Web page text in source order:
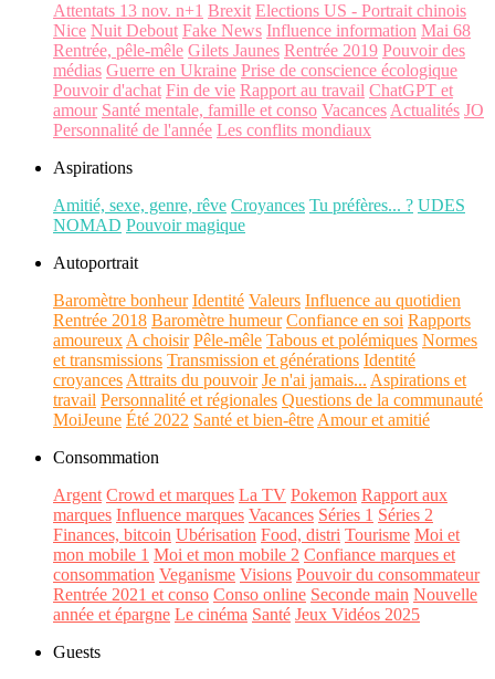
Attentats 13 nov. n+1 Brexit Elections US - Portrait chinois
Nice Nuit Debout Fake News Influence information Mai 68
Rentrée, pêle-mêle Gilets Jaunes Rentrée 2019 Pouvoir des
médias Guerre en Ukraine Prise de conscience écologique
Pouvoir d'achat Fin de vie Rapport au travail ChatGPT et
amour Santé mentale, famille et conso Vacances Actualités JO
Personnalité de l'année Les conflits mondiaux
Aspirations
Amitié, sexe, genre, rêve Croyances Tu préfères... ? UDES
NOMAD Pouvoir magique
Autoportrait
Baromètre bonheur Identité Valeurs Influence au quotidien
Rentrée 2018 Baromètre humeur Confiance en soi Rapports
amoureux A choisir Pêle-mêle Tabous et polémiques Normes
et transmissions Transmission et générations Identité
croyances Attraits du pouvoir Je n'ai jamais... Aspirations et
travail Personnalité et régionales Questions de la communauté
MoiJeune Été 2022 Santé et bien-être Amour et amitié
Consommation
Argent Crowd et marques La TV Pokemon Rapport aux
marques Influence marques Vacances Séries 1 Séries 2
Finances, bitcoin Ubérisation Food, distri Tourisme Moi et
mon mobile 1 Moi et mon mobile 2 Confiance marques et
consommation Veganisme Visions Pouvoir du consommateur
Rentrée 2021 et conso Conso online Seconde main Nouvelle
année et épargne Le cinéma Santé Jeux Vidéos 2025
Guests